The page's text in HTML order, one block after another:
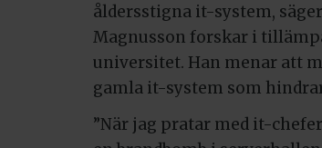
åldersstigna it-system,
Magnusson forskar i
universitet. Han menar att
gamla it-system som
”När jag pratar med it-